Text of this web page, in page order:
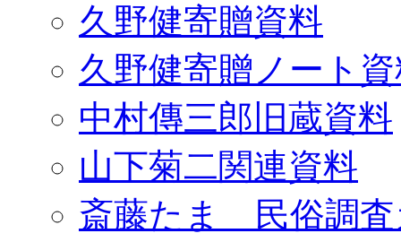
久野健寄贈資料
久野健寄贈ノート
中村傳三郎旧蔵資料
山下菊二関連資料
斎藤たま 民俗調査